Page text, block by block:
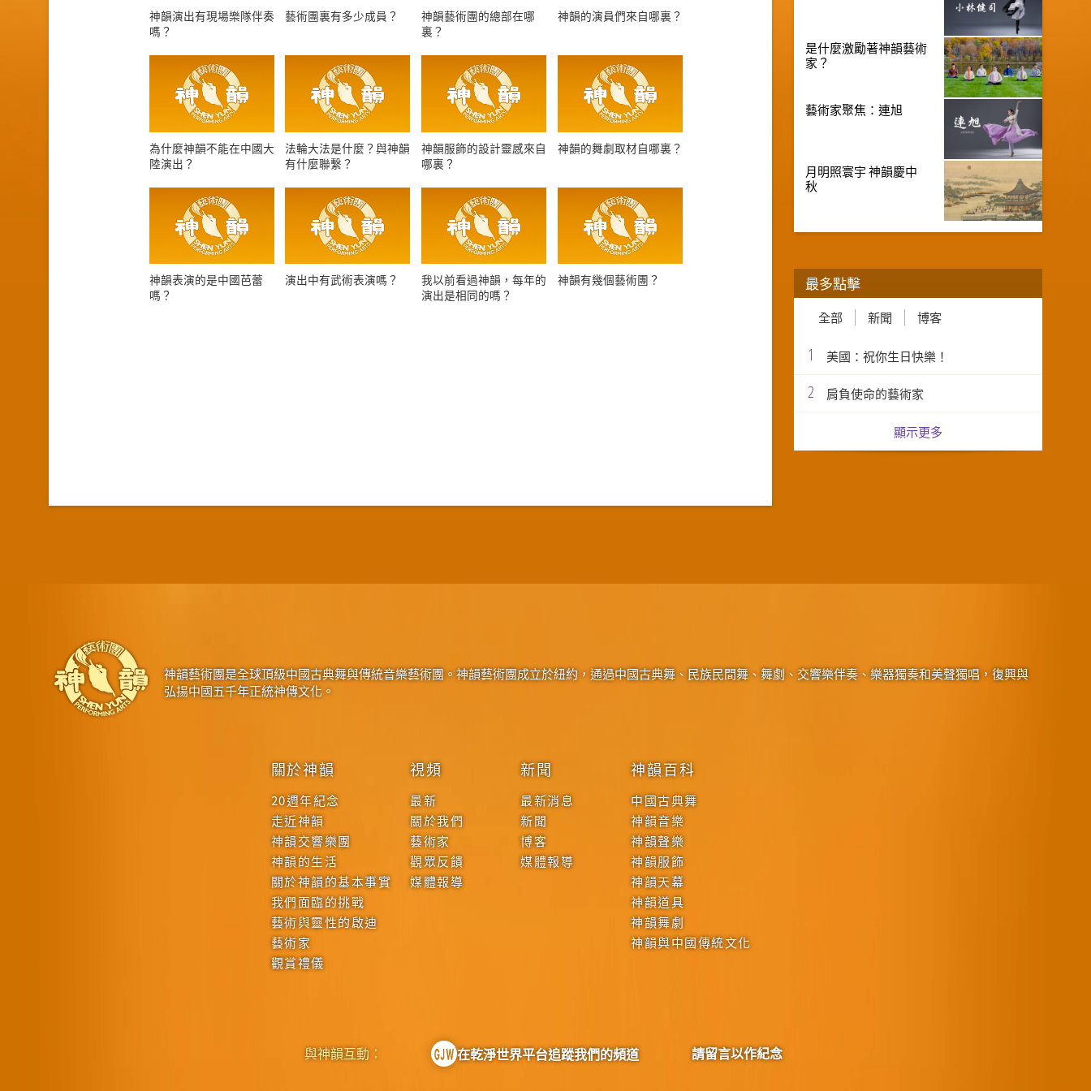
神韻演出有現場樂隊伴奏
嗎？
藝術團裏有多少成員？
神韻藝術團的總部在哪
裏？
神韻的演員們來自哪裏？
為什麼神韻不能在中國大
陸演出？
法輪大法是什麼？與神韻
有什麼聯繫？
神韻服飾的設計靈感來自
哪裏？
神韻的舞劇取材自哪裏？
神韻表演的是中國芭蕾
嗎？
演出中有武術表演嗎？
我以前看過神韻，每年的
演出是相同的嗎？
神韻有幾個藝術團？
是什麼激勵著神韻藝術
家？
藝術家聚焦：連旭
月明照寰宇 神韻慶中
秋
最多點擊
全部 新聞 博客
1 美國：祝你生日快樂！
2 肩負使命的藝術家
顯示更多
神韻藝術團是全球頂級中國古典舞與傳統音樂藝術團。神韻藝術團成立於紐約，通過中國古典舞、民族民間舞、舞劇、交響樂伴奏、樂器獨奏和美聲獨唱，復興與
弘揚中國五千年正統神傳文化。
關於神韻
20週年紀念
走近神韻
神韻交響樂團
神韻的生活
關於神韻的基本事實
我們面臨的挑戰
藝術與靈性的啟迪
藝術家
觀賞禮儀
視頻
最新
關於我們
藝術家
觀眾反饋
媒體報導
新聞
最新消息
新聞
博客
媒體報導
神韻百科
中國古典舞
神韻音樂
神韻聲樂
神韻服飾
神韻天幕
神韻道具
神韻舞劇
神韻與中國傳統文化
與神韻互動： 在乾淨世界平台追蹤我們的頻道 請留言以作紀念